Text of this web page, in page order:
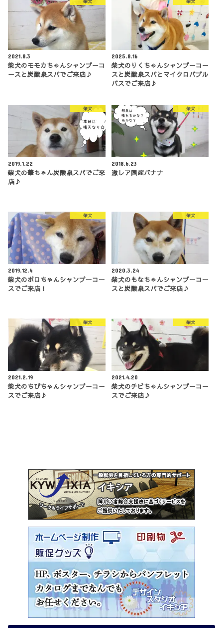
2021.8.3
柴犬のモモカちゃんシャンプーコ
ースと炭酸泉スパでご来店♪
2025.8.16
柴犬のりくちゃんシャンプーコー
スと炭酸泉スパとマイクロバブル
バスでご来店♪
柴犬
2019.1.22
柴犬の華ちゃん炭酸泉スパでご来
店♪
柴犬
2018.6.23
激レア国産バナナ
柴犬
2019.12.4
柴犬のポロちゃんシャンプーコー
スでご来店！
柴犬
2020.3.24
柴犬のもなちゃんシャンプーコー
スと炭酸泉スパでご来店♪
柴犬
2021.2.19
柴犬のちびちゃんシャンプーコー
スでご来店♪
柴犬
2021.4.20
柴犬のチビちゃんシャンプーコー
スでご来店♪